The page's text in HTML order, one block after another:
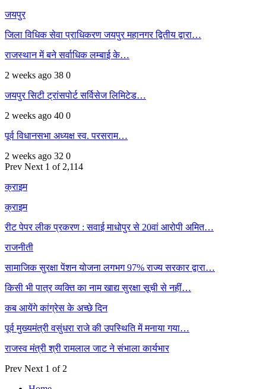
जयपुर
जिला विधिक सेवा प्राधिकरण जयपुर महानगर द्वितीय द्वारा…
राजस्थान में बने सर्वाधिक लम्बाई के…
2 weeks ago 38 0
जयपुर सिटी ट्रांसपोर्ट सर्विसेज लिमिटेड…
2 weeks ago 40 0
पूर्व विधानसभा अध्यक्ष स्व. परसराम…
2 weeks ago 32 0
Prev Next 1 of 2,114
क्राइम
क्राइम
रीट पेपर लीक प्रकरण : सवाई माधोपुर से 20वां आरोपी अमित…
राजनीती
सामाजिक सुरक्षा पेंशन योजना लगभग 97% राज्य सरकार द्वारा…
किसी भी पात्र व्यक्ति का नाम खाद्य सुरक्षा सूची से नहीं…
कब आयेंगे कांग्रेस के अच्छे दिन
पूर्व मुख्यमंत्री वसुंधरा राजे की उपस्थिति में मनाया गया…
राजस्व मंत्री श्री रामलाल जाट ने संभाला कार्यभार
Prev Next 1 of 2